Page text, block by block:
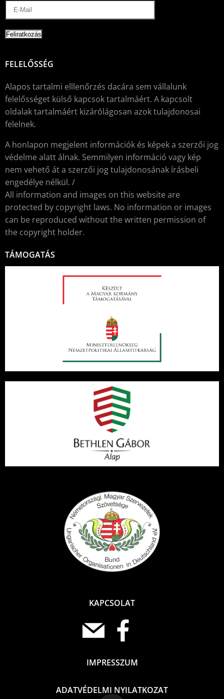
FELELŐSSÉG
Alapos tartalmi elllenőrzés dacára sem vállalunk
felelősséget külső kapcsok tartalmáért. A kapcsolt
oldalak tartalmáért kizárólágosan azok tulajdonosai
felelnek.
A honlapon megjelent információk és képek a szerzői jog
védelme alatt álnak. Semmilyen információ vagy kép
nem vehető át a szerzői jog tulajdonosának írásbeli
engedélye nélkül. /
All information and images on this website are
protected by copyright laws. No information or images
can be reproduced without the written permission of
the copyright holder.
TÁMOGATÁS
KAPCSOLAT
IMPRESSZUM
ADATVÉDELMI NYILATKOZAT